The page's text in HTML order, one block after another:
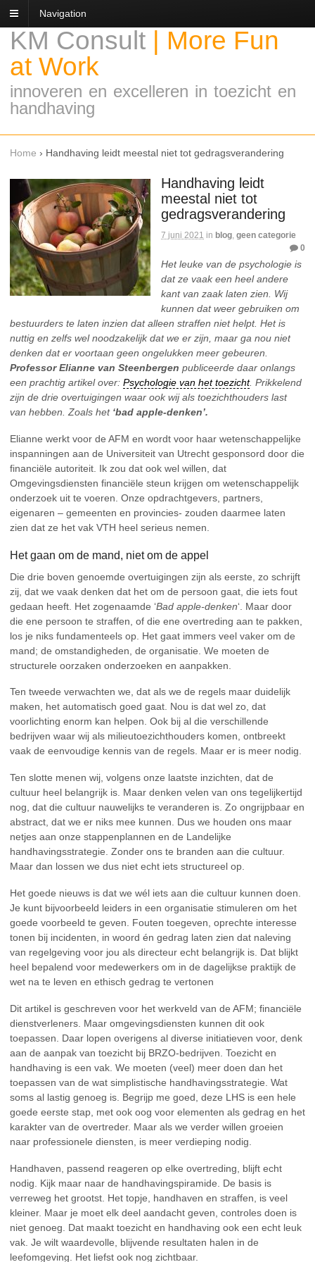
Navigation
KM Consult
More Fun
at Work
innoveren en excelleren in toezicht en
handhaving
Home › Handhaving leidt meestal niet tot gedragsverandering
Handhaving leidt
meestal niet tot
gedragsverandering
7 juni 2021 in blog, geen categorie
0
Het leuke van de psychologie is
dat ze vaak een heel andere
kant van zaak laten zien. Wij
kunnen dat weer gebruiken om
bestuurders te laten inzien dat alleen straffen niet helpt. Het is
nuttig en zelfs wel noodzakelijk dat we er zijn, maar ga nou niet
denken dat er voortaan geen ongelukken meer gebeuren.
Professor Elianne van Steenbergen publiceerde daar onlangs
een prachtig artikel over: Psychologie van het toezicht. Prikkelend
zijn de drie overtuigingen waar ook wij als toezichthouders last
van hebben. Zoals het ‘bad apple-denken’.
Elianne werkt voor de AFM en wordt voor haar wetenschappelijke
inspanningen aan de Universiteit van Utrecht gesponsord door die
financiële autoriteit. Ik zou dat ook wel willen, dat
Omgevingsdiensten financiële steun krijgen om wetenschappelijk
onderzoek uit te voeren. Onze opdrachtgevers, partners,
eigenaren – gemeenten en provincies- zouden daarmee laten
zien dat ze het vak VTH heel serieus nemen.
Het gaan om de mand, niet om de appel
Die drie boven genoemde overtuigingen zijn als eerste, zo schrijft
zij, dat we vaak denken dat het om de persoon gaat, die iets fout
gedaan heeft. Het zogenaamde ‘Bad apple-denken‘. Maar door
die ene persoon te straffen, of die ene overtreding aan te pakken,
los je niks fundamenteels op. Het gaat immers veel vaker om de
mand; de omstandigheden, de organisatie. We moeten de
structurele oorzaken onderzoeken en aanpakken.
Ten tweede verwachten we, dat als we de regels maar duidelijk
maken, het automatisch goed gaat. Nou is dat wel zo, dat
voorlichting enorm kan helpen. Ook bij al die verschillende
bedrijven waar wij als milieutoezichthouders komen, ontbreekt
vaak de eenvoudige kennis van de regels. Maar er is meer nodig.
Ten slotte menen wij, volgens onze laatste inzichten, dat de
cultuur heel belangrijk is. Maar denken velen van ons tegelijkertijd
nog, dat die cultuur nauwelijks te veranderen is. Zo ongrijpbaar en
abstract, dat we er niks mee kunnen. Dus we houden ons maar
netjes aan onze stappenplannen en de Landelijke
handhavingsstrategie. Zonder ons te branden aan die cultuur.
Maar dan lossen we dus niet echt iets structureel op.
Het goede nieuws is dat we wél iets aan die cultuur kunnen doen.
Je kunt bijvoorbeeld leiders in een organisatie stimuleren om het
goede voorbeeld te geven. Fouten toegeven, oprechte interesse
tonen bij incidenten, in woord én gedrag laten zien dat naleving
van regelgeving voor jou als directeur echt belangrijk is. Dat blijkt
heel bepalend voor medewerkers om in de dagelijkse praktijk de
wet na te leven en ethisch gedrag te vertonen
Dit artikel is geschreven voor het werkveld van de AFM; financiële
dienstverleners. Maar omgevingsdiensten kunnen dit ook
toepassen. Daar lopen overigens al diverse initiatieven voor, denk
aan de aanpak van toezicht bij BRZO-bedrijven. Toezicht en
handhaving is een vak. We moeten (veel) meer doen dan het
toepassen van de wat simplistische handhavingsstrategie. Wat
soms al lastig genoeg is. Begrijp me goed, deze LHS is een hele
goede eerste stap, met ook oog voor elementen als gedrag en het
karakter van de overtreder. Maar als we verder willen groeien
naar professionele diensten, is meer verdieping nodig.
Handhaven, passend reageren op elke overtreding, blijft echt
nodig. Kijk maar naar de handhavingspiramide. De basis is
verreweg het grootst. Het topje, handhaven en straffen, is veel
kleiner. Maar je moet elk deel aandacht geven, controles doen is
niet genoeg. Dat maakt toezicht en handhaving ook een echt leuk
vak. Je wilt waardevolle, blijvende resultaten halen in de
leefomgeving. Het liefst ook nog zichtbaar.